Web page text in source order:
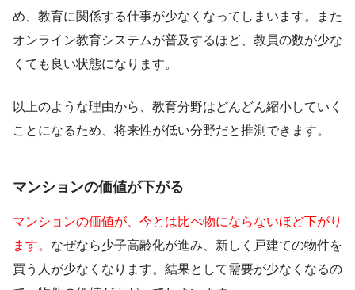
め、教育に関係する仕事が少なくなってしまいます。また
オンライン教育システムが普及するほど、教員の数が少な
くても良い状態になります。
以上のような理由から、教育分野はどんどん縮小していく
ことになるため、将来性が低い分野だと推測できます。
マンションの価値が下がる
マンションの価値が、今とは比べ物にならないほど下がり
ます。 なぜなら少子高齢化が進み、新しく戸建ての物件を
買う人が少なくなります。結果として需要が少なくなるの